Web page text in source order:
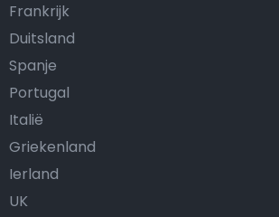
Frankrijk
Duitsland
Spanje
Portugal
Italië
Griekenland
Ierland
UK